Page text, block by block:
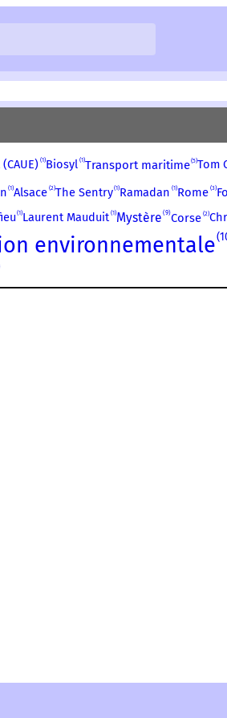
1 Biosyl 1 Transport maritime 5 Tom
1 Alsace 2 The Sentry 1 Ramadan 1 Rome 3
1 Laurent Mauduit 1 Mystère 9 Corse 2
environnementale